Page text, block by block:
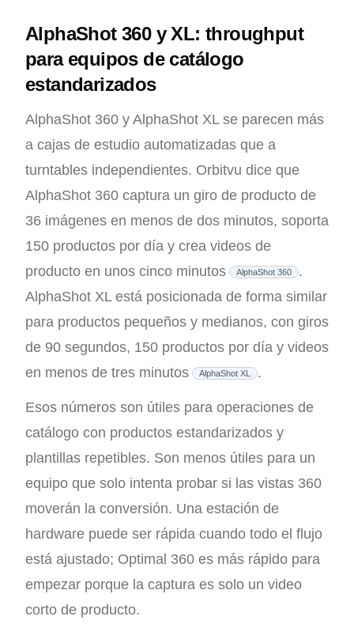
AlphaShot 360 y XL: throughput
para equipos de catálogo
estandarizados
AlphaShot 360 y AlphaShot XL se parecen más
a cajas de estudio automatizadas que a
turntables independientes. Orbitvu dice que
AlphaShot 360 captura un giro de producto de
36 imágenes en menos de dos minutos, soporta
150 productos por día y crea videos de
producto en unos cinco minutos
AlphaShot 360
.
AlphaShot XL está posicionada de forma similar
para productos pequeños y medianos, con giros
de 90 segundos, 150 productos por día y videos
en menos de tres minutos
AlphaShot XL .
Esos números son útiles para operaciones de
catálogo con productos estandarizados y
plantillas repetibles. Son menos útiles para un
equipo que solo intenta probar si las vistas 360
moverán la conversión. Una estación de
hardware puede ser rápida cuando todo el flujo
está ajustado; Optimal 360 es más rápido para
empezar porque la captura es solo un video
corto de producto.